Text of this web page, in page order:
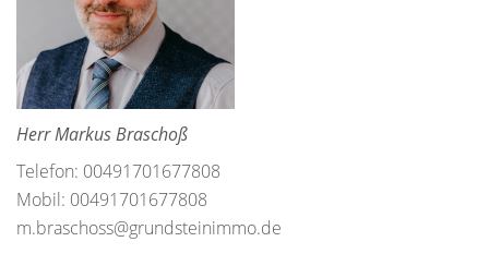
Herr Markus Braschoß
Telefon: 00491701677808
Mobil: 00491701677808
m.braschoss@grundsteinimmo.de